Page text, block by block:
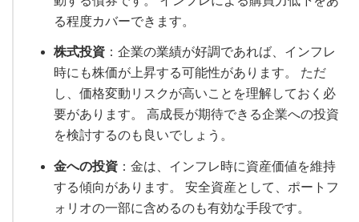
る程度カバーできます。
株式投資 ：企業の業績が好調であれば、インフレ
時にも株価が上昇する可能性があります。 ただ
し、価格変動リスクが高いことを理解しておく必
要があります。 高成長が期待できる企業への投資
を検討するのも良いでしょう。
金への投資 ：金は、インフレ時に資産価値を維持
する傾向があります。 安全資産として、ポートフ
ォリオの一部に含めるのも有効な手段です。